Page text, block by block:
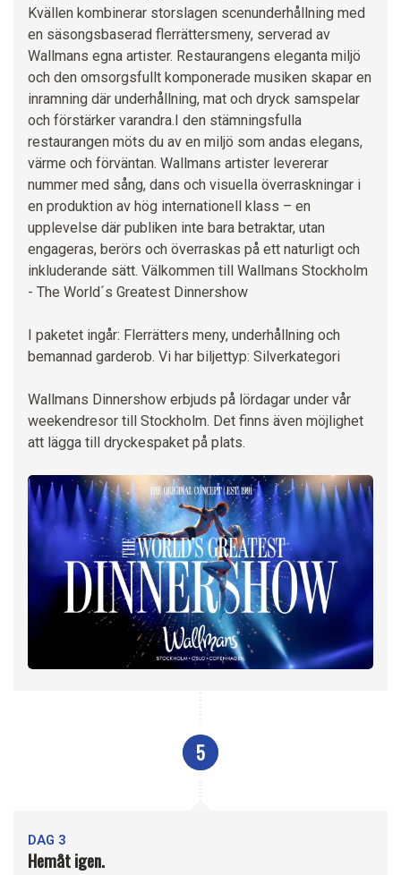
Kvällen kombinerar storslagen scenunderhållning med
en säsongsbaserad flerrättersmeny, serverad av
Wallmans egna artister. Restaurangens eleganta miljö
och den omsorgsfullt komponerade musiken skapar en
inramning där underhållning, mat och dryck samspelar
och förstärker varandra.I den stämningsfulla
restaurangen möts du av en miljö som andas elegans,
värme och förväntan. Wallmans artister levererar
nummer med sång, dans och visuella överraskningar i
en produktion av hög internationell klass – en
upplevelse där publiken inte bara betraktar, utan
engageras, berörs och överraskas på ett naturligt och
inkluderande sätt. Välkommen till Wallmans Stockholm
- The World´s Greatest Dinnershow
I paketet ingår: Flerrätters meny, underhållning och
bemannad garderob. Vi har biljettyp: Silverkategori
Wallmans Dinnershow erbjuds på lördagar under vår
weekendresor till Stockholm. Det finns även möjlighet
att lägga till dryckespaket på plats.
5
DAG 3
Hemåt igen.